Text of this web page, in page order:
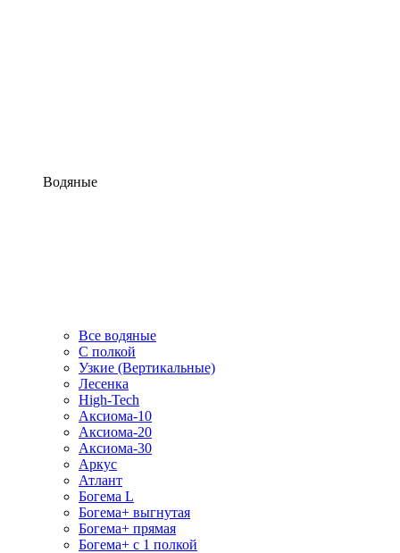
Водяные
Все водяные
С полкой
Узкие (Вертикальные)
Лесенка
High-Tech
Аксиома-10
Аксиома-20
Аксиома-30
Аркус
Атлант
Богема L
Богема+ выгнутая
Богема+ прямая
Богема+ с 1 полкой